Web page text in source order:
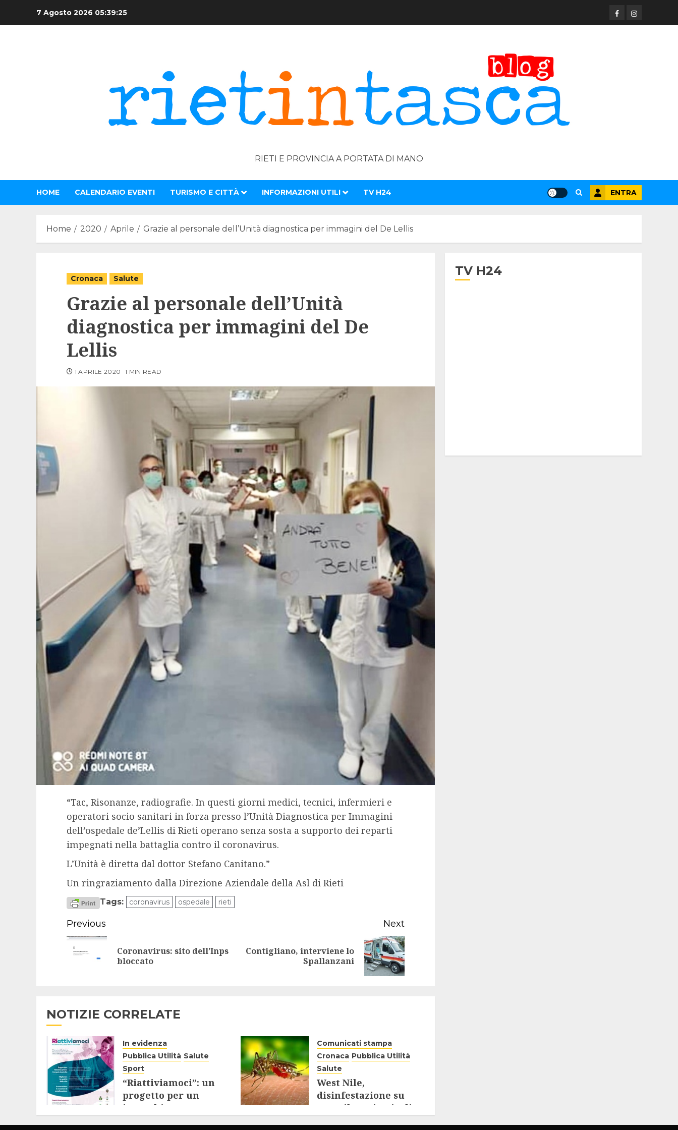
7 Agosto 2026 05:39:26 FacebookInstagram
RIETI E PROVINCIA A PORTATA DI MANO
HOME CALENDARIO EVENTI TURISMO E CITTÀ INFORMAZIONI UTILI TV H24 ENTRA
Home 2020 Aprile Grazie al personale dell’Unità diagnostica per immagini del De Lellis
Cronaca Salute
Grazie al personale dell’Unità
diagnostica per immagini del De
Lellis
1 APRILE 2020 1 MIN READ
“Tac, Risonanze, radiografie. In questi giorni medici, tecnici, infermieri e
operatori socio sanitari in forza presso l’Unità Diagnostica per Immagini
dell’ospedale de’Lellis di Rieti operano senza sosta a supporto dei reparti
impegnati nella battaglia contro il coronavirus.
L’Unità è diretta dal dottor Stefano Canitano.”
Un ringraziamento dalla Direzione Aziendale della Asl di Rieti
Tags: coronavirus ospedale rieti
Continue
Reading
Previous
Previous
Coronavirus: sito dell’Inps
bloccato
Next
Next
Contigliano, interviene lo
Spallanzani
NOTIZIE CORRELATE
In evidenza
Pubblica Utilità Salute
Sport
“Riattiviamoci”: un
progetto per un
invecchiamento
Comunicati stampa
Cronaca Pubblica Utilità
Salute
West Nile,
disinfestazione su
tutto il territorio di
TV H24